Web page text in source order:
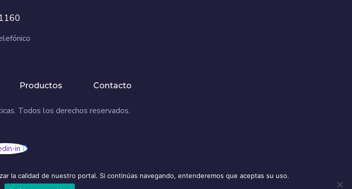
Productos Contacto
Todos los derechos reservados.
in
la calidad de nuestro portal. Si continúas navegando, entenderemos que aceptas su uso.